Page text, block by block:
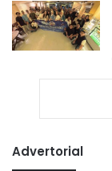
Advertorial